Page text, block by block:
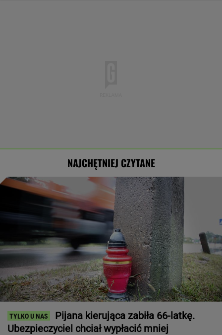
NAJCHĘTNIEJ CZYTANE
Pijana kierująca zabiła 66-latkę.
Ubezpieczyciel chciał wypłacić mniej